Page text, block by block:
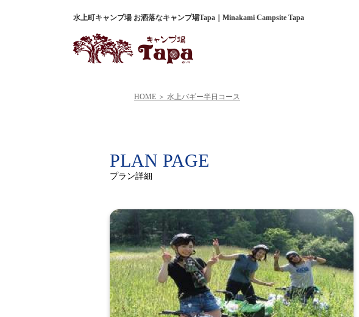
水上町キャンプ場 お洒落なキャンプ場Tapa｜Minakami Campsite Tapa
HOME 水上バギー半日コース
PLAN PAGE
プラン詳細